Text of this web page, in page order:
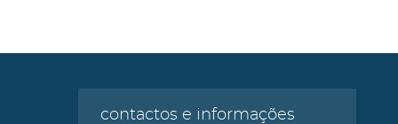
contactos e informações